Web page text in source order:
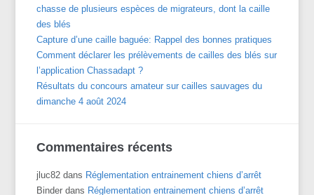
chasse de plusieurs espèces de migrateurs, dont la caille
des blés
Capture d’une caille baguée: Rappel des bonnes pratiques
Comment déclarer les prélèvements de cailles des blés sur
l’application Chassadapt ?
Résultats du concours amateur sur cailles sauvages du
dimanche 4 août 2024
Commentaires récents
jluc82 dans Réglementation entrainement chiens d’arrêt
Binder dans Réglementation entrainement chiens d’arrêt